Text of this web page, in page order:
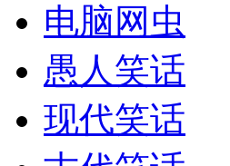
电脑网虫
愚人笑话
现代笑话